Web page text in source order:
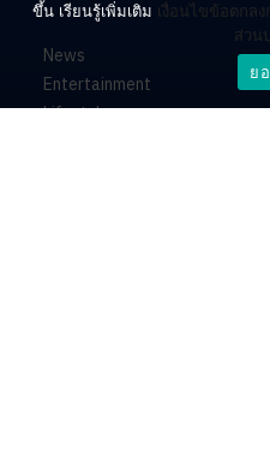
News
Entertainment
Lifestyle
ขึ้น เรียนรู้เพิ่มเติม เงื่อนไขข้อตกลง
ส่วน
ย